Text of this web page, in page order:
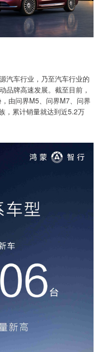
汽车行业，乃至汽车行业的
品牌高速发展。截至目前，
由问界M5、问界M7、问界
，累计销量就达到近5.2万